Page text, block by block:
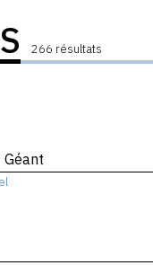
266 résultats
Géant